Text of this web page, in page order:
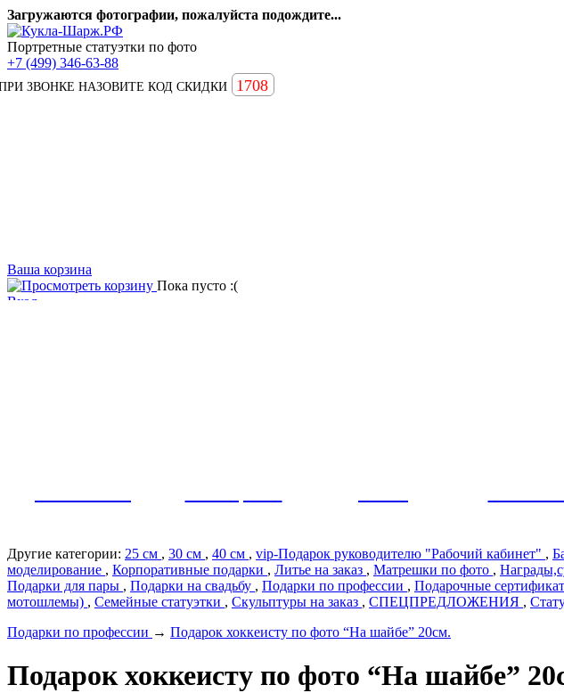
Загружаются фотографии, пожалуйста подождите...
Портретные статуэтки по фото
+7 (499) 346-63-88
ЗВОНКЕ НАЗОВИТЕ КОД СКИДКИ 1708
Ваша корзина
Пока пусто :(
Вход
Другие категории: 25 см , 30 см , 40 см , vip-Подарок руководителю "Рабочий кабинет" ,
моделирование , Корпоративные подарки , Литье на заказ , Матрешки по фото ,
Подарки для пары , Подарки на свадьбу , Подарки по профеcсии , Подарочные
мотошлемы) , Семейные статуэтки , Скульптуры на заказ , СПЕЦПРЕДЛОЖЕНИЯ ,
Подарки по профеcсии → Подарок хоккеисту по фото “На шайбе” 20см.
Подарок хоккеисту по фото “На шайбе”